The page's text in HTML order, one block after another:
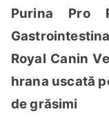
Purina Pro
Royal Canin
hrana uscată
de grăsimi